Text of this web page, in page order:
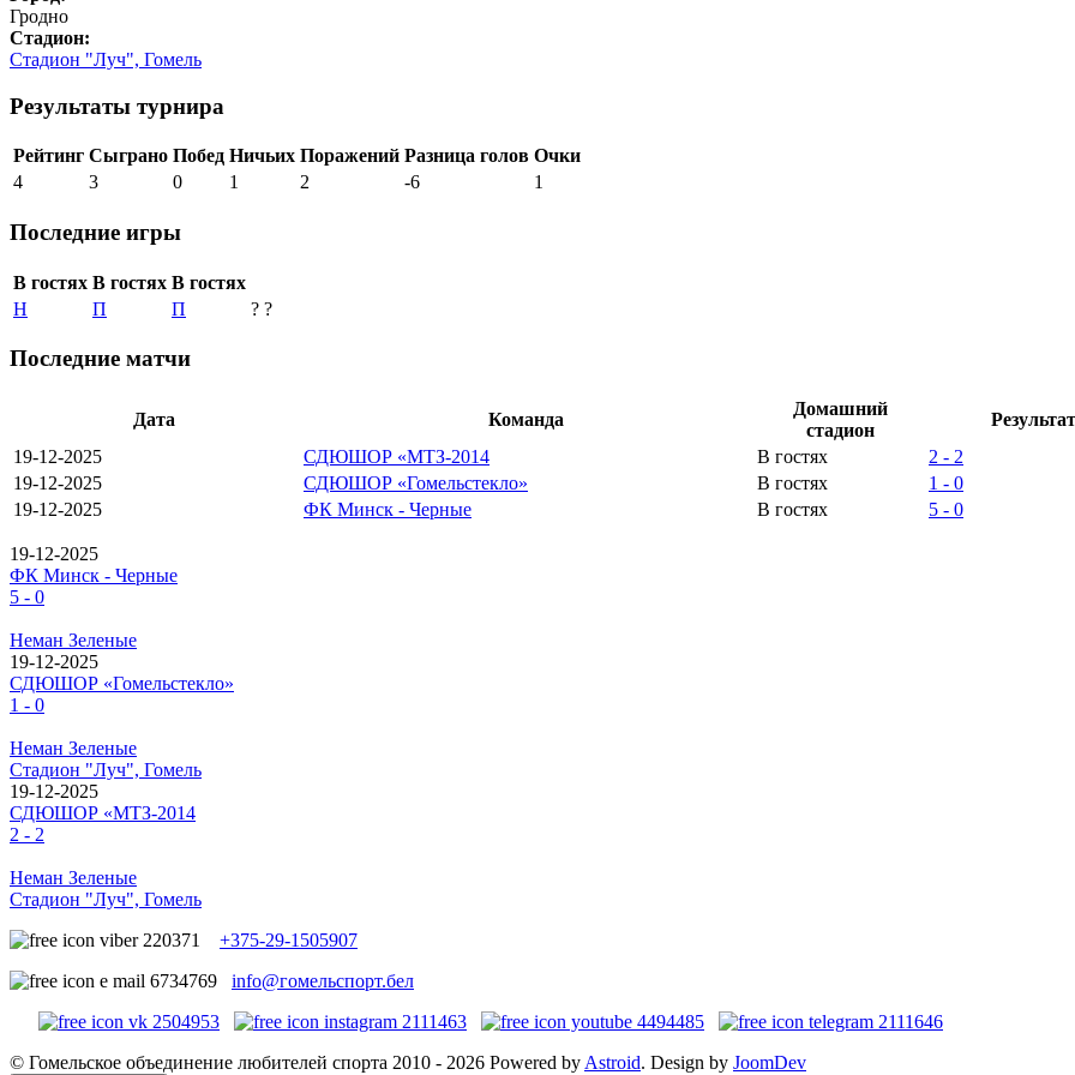
Гродно
Cтадион:
Стадион "Луч", Гомель
Результаты турнира
Рейтинг Сыграно Побед Ничьих Поражений Разница голов Очки
4
3 0 1 2 -6 1
Последние игры
В гостях В гостях В гостях
Н
П П ? ?
Последние матчи
Дата Команда
Домашний
стадион
19-12-2025
СДЮШОР «МТЗ-2014 В гостях
2 - 2
19-12-2025
СДЮШОР «Гомельстекло» В гостях
1 - 0
19-12-2025
ФК Минск - Черные В гостях 5 - 0
19-12-2025
ФК Минск - Черные
5 - 0
Неман Зеленые
19-12-2025
СДЮШОР «Гомельстекло»
1 - 0
Неман Зеленые
Стадион "Луч", Гомель
19-12-2025
СДЮШОР «МТЗ-2014
2 - 2
Неман Зеленые
Стадион "Луч", Гомель
+375-29-1505907
info@гомельспорт.бел
© Гомельское объединение любителей спорта 2010 - 2026 Powered by Astroid. Design by JoomDev